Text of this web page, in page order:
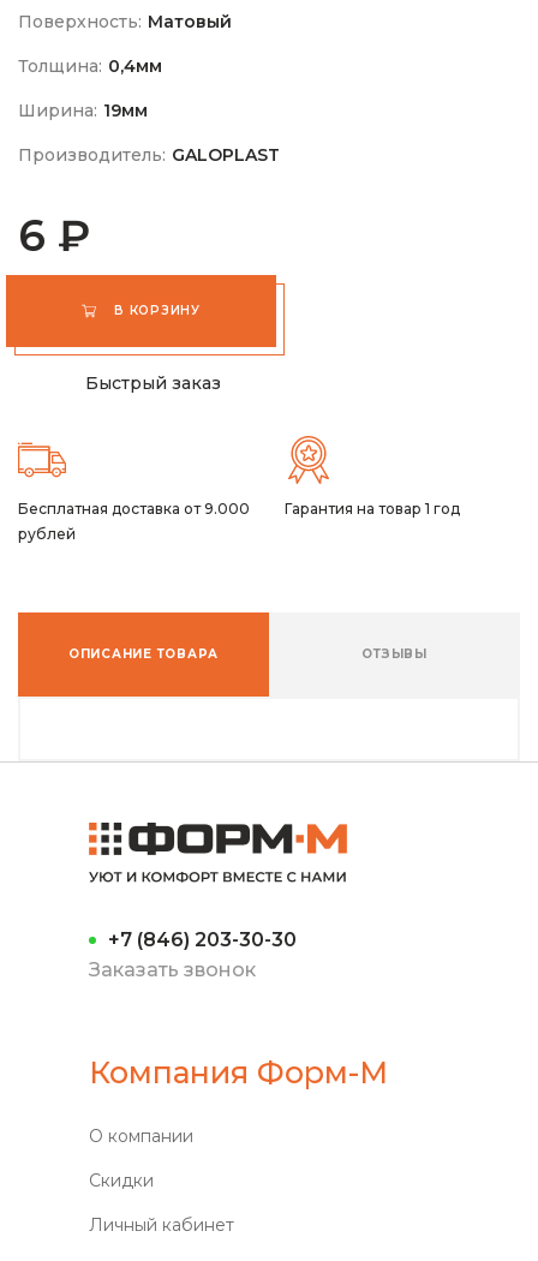
Поверхность: Матовый
Толщина: 0,4мм
Ширина: 19мм
Производитель: GALOPLAST
6 ₽
В КОРЗИНУ
Быстрый заказ
Бесплатная доставка от 9.000
рублей
Гарантия на товар 1 год
ОПИСАНИЕ ТОВАРА ОТЗЫВЫ
+7 (846) 203-30-30
Заказать звонок
Компания Форм-М
О компании
Скидки
Личный кабинет